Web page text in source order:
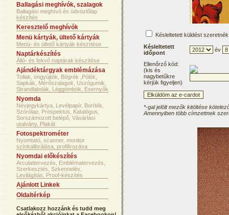
Ballagási meghívók, szalagok
Ballagási meghívó és üdvözlőlap
készítés
Keresztelő meghívók
Menü kártyák, ültető kártyák
Menü- és ültető kártyák készítése
Naptárkészítés
Álló- és fekvő naptárak készítése
Ajándéktárgyak emblémázása
Tollak, öngyújtók, Bögrék ,Pólók,
Sapkák, Mérőszalagok, Uszógumik,
Strandlabdák, Léggömbök, Esernyők
Nyomda
Névjegykártya, Levélpapír, Boríték,
Szórólap, Prospektus, Katalógus,
Sorszámozott belépő, Vásárlási
utalvány, Plakát
Fotospektrométer
Nyomtató, scanner, monitor
színkalibrálása, profilírozása
Nyomdai előkészítés
Arculattervezés, Emblématervezés,
Szerkesztés, Szkennelés,
Levilágítás, Proof-készítés
Ajánlott Linkek
Oldaltérkép
Csatlakozz hozzánk és tudd meg
Késleltetett küldést szeretnék
Késleltetett
időpont
év
Ellenőrző kód:
(kis és
nagybetűkre
kérjük figyeljen)
*-gal jelölt mezők kitöltése
Amennyiben több címzettnek